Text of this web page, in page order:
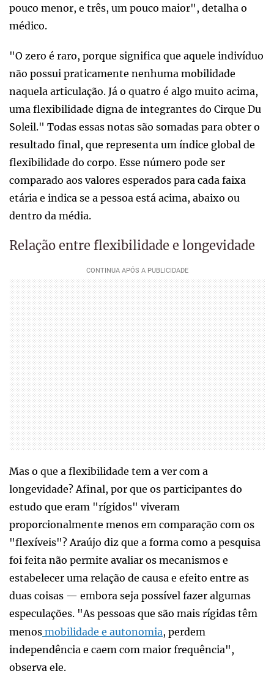
pouco menor, e três, um pouco maior", detalha o
médico.
"O zero é raro, porque significa que aquele indivíduo
não possui praticamente nenhuma mobilidade
naquela articulação. Já o quatro é algo muito acima,
uma flexibilidade digna de integrantes do Cirque Du
Soleil." Todas essas notas são somadas para obter o
resultado final, que representa um índice global de
flexibilidade do corpo. Esse número pode ser
comparado aos valores esperados para cada faixa
etária e indica se a pessoa está acima, abaixo ou
dentro da média.
Relação entre flexibilidade e longevidade
Mas o que a flexibilidade tem a ver com a
longevidade? Afinal, por que os participantes do
estudo que eram "rígidos" viveram
proporcionalmente menos em comparação com os
"flexíveis"? Araújo diz que a forma como a pesquisa
foi feita não permite avaliar os mecanismos e
estabelecer uma relação de causa e efeito entre as
duas coisas — embora seja possível fazer algumas
especulações. "As pessoas que são mais rígidas têm
menos mobilidade e autonomia, perdem
independência e caem com maior frequência",
observa ele.